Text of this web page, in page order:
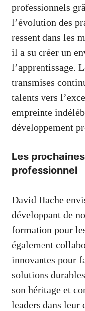
professionnels
l’évolution des
ressent dans les
il a su créer un
l’apprentissage.
transmises
talents vers
empreinte
développement
Les
professionnel
David Hache
développant de
formation pour
également
innovantes pour
solutions
son héritage et
leaders dans leur